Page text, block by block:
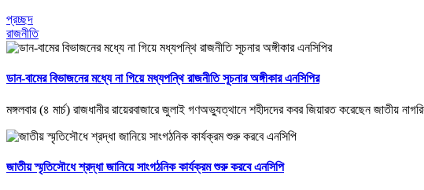
প্রচ্ছদ
রাজনীতি
ডান-বামের বিভাজনের মধ্যে না গিয়ে মধ্যপন্থি রাজনীতি সূচনার অঙ্গীকার এনসিপির
মঙ্গলবার (৪ মার্চ) রাজধানীর রায়েরবাজারে জুলাই গণঅভ্যুত্থানে শহীদদের কবর জিয়ারত করেছেন জাতীয়
জাতীয় স্মৃতিসৌধে শ্রদ্ধা জানিয়ে সাংগঠনিক কার্যক্রম শুরু করবে এনসিপি